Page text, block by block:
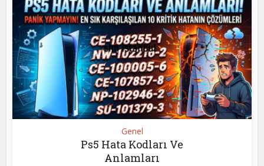
Genel
Ps5 Hata Kodları Ve
Anlamları